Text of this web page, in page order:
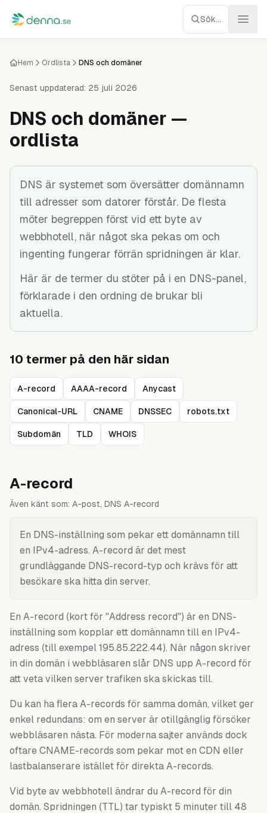
Hoppa till innehåll Sök...
Webbhotell
Managed WP
Servrar
Nätverk
Molnlagring
Recensioner
Verktyg
Guider
Hem Ordlista DNS och domäner
Senast uppdaterad: 25 juli 2026
DNS och domäner —
ordlista
DNS är systemet som översätter domännamn
till adresser som datorer förstår. De flesta
möter begreppen först vid ett byte av
webbhotell, när något ska pekas om och
ingenting fungerar förrän spridningen är klar.
Här är de termer du stöter på i en DNS-panel,
förklarade i den ordning de brukar bli
aktuella.
10 termer på den här sidan
A-record AAAA-record Anycast
Canonical-URL CNAME DNSSEC robots.txt
Subdomän TLD WHOIS
A-record
Även känt som: A-post, DNS A-record
En DNS-inställning som pekar ett domännamn till
en IPv4-adress. A-record är det mest
grundläggande DNS-record-typ och krävs för att
besökare ska hitta din server.
En A-record (kort för "Address record") är en DNS-
inställning som kopplar ett domännamn till en IPv4-
adress (till exempel 195.85.222.44). När någon skriver
in din domän i webbläsaren slår DNS upp A-record för
att veta vilken server trafiken ska skickas till.
Du kan ha flera A-records för samma domän, vilket ger
enkel redundans: om en server är otillgänglig försöker
webbläsaren nästa. För moderna sajter används dock
oftare CNAME-records som pekar mot en CDN eller
lastbalanserare istället för direkta A-records.
Vid byte av webbhotell ändrar du A-record för din
domän. Spridningen (TTL) tar typiskt 5 minuter till 48